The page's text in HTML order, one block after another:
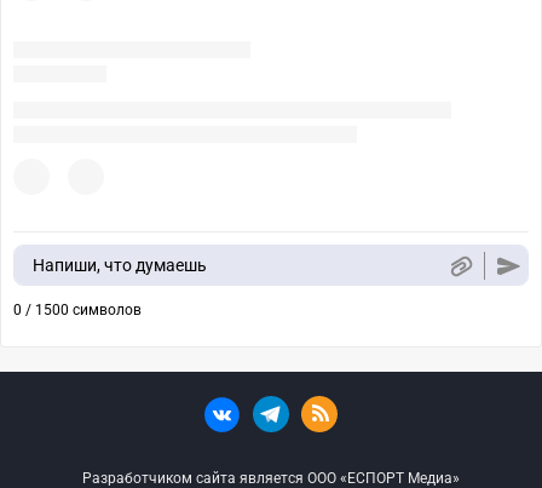
Напиши, что думаешь
0 / 1500 символов
Разработчиком сайта является ООО «ЕСПОРТ Медиа»